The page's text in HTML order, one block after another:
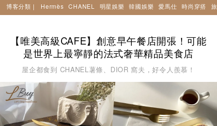
LBuy MEGA SALE 精選名牌手袋及小皮具低至6折
Goyard Hobo / Hobo Mini人氣限量特別版限時原價低至75折!
博客分類 | Hermès CHANEL 明星娛樂 韓國娛樂 愛馬仕 時尚穿搭
【唯美高級CAFE】創意早午餐店開張！可能
是世界上最寧靜的法式奢華精品美食店
屋企都食到 CHANEL薯條、DIOR 窩夫，好令人羨慕！